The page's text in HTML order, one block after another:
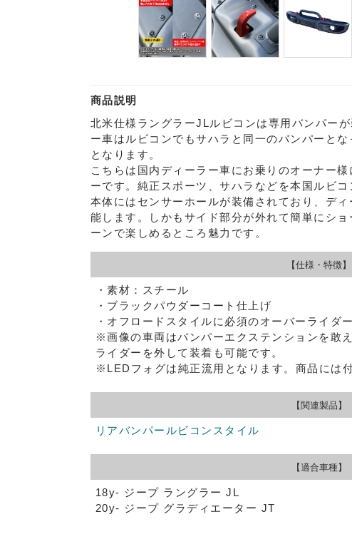
商品説明
北米仕様ラングラーJLルビコンは専用バンパー
ー車はルビコンでもサハラと同一のバンパーと
となります。
こちらは国内ディーラー車にお乗りのオーナー
ーです。純正スポーツ、サハラなどを本国ルビコ
本体にはセンサーホールが装備されており、デ
能します。しかもサイド部分が外れて簡単にシ
ーンで楽しめるところ魅力です。
【仕様・特徴】
・素材：スチール
・ブラックパウダーコート仕上げ
・オフロードスタイルに必須のオーバーライダ
※画像の車両はバンパーエクステンションを敢
ライダーを外して装着も可能です。
※LEDフォグは純正流用となります。商品には
【関連製品】
リアバンパールビコンスタイル
【適合車種】
18y- ジープ ラングラー JL
20y- ジープ グラディエーター JT